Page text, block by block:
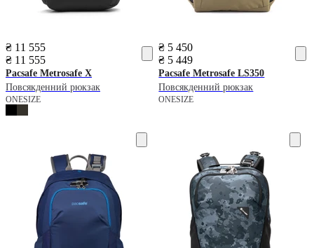
₴ 11 555
₴ 11 555
Pacsafe Metrosafe X
Повсякденний рюкзак
ONESIZE
₴ 5 450
₴ 5 449
Pacsafe Metrosafe LS350
Повсякденний рюкзак
ONESIZE